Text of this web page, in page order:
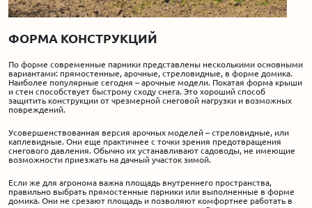
ФОРМА КОНСТРУКЦИЙ
По форме современные парники представлены несколькими основными
вариантами: прямостенные, арочные, стреловидные, в форме домика.
Наиболее популярные сегодня – арочные модели. Покатая форма крыши
и стен способствует быстрому сходу снега. Это хороший способ
защитить конструкции от чрезмерной снеговой нагрузки и возможных
повреждений.
Усовершенствованная версия арочных моделей – стреловидные, или
каплевидные. Они еще практичнее с точки зрения предотвращения
снегового давления. Обычно их устанавливают садоводы, не имеющие
возможности приезжать на дачный участок зимой.
Если же для агронома важна площадь внутреннего пространства,
правильно выбрать прямостенные парники или выполненные в форме
домика. Они не срезают площадь и позволяют комфортнее работать в